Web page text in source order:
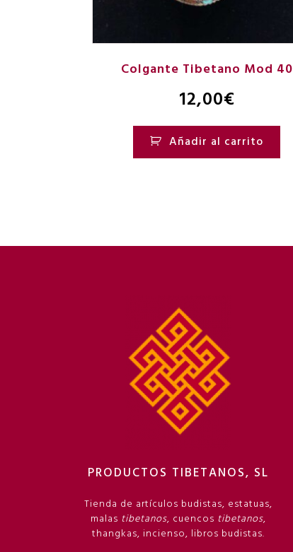
Colgante Tibetano Mod 40
12,00€
Añadir al carrito
PRODUCTOS TIBETANOS, SL
Tienda de artículos budistas, estatuas,
malas tibetanos, cuencos tibetanos,
thangkas, incienso, libros budistas.